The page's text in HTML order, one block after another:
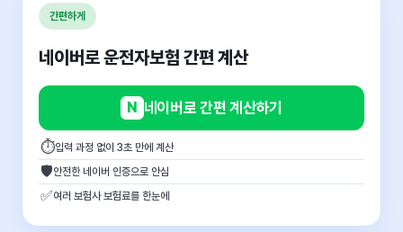
간편하게
네이버로 운전자보험 간편 계산
N 네이버로 간편 계산하기
⏱입력 과정 없이 3초 만에 계산
🛡안전한 네이버 인증으로 안심
✅여러 보험사 보험료를 한눈에